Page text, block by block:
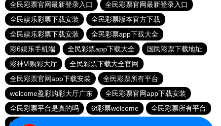
全民彩票官网最新登录入口
全民彩票官网最新登录入口
全民娱乐彩票下载安装
全民彩票版本官方下载
全民娱乐彩票下载安装
全民彩票app下载大全
彩6娱乐手机端
全民彩票app下载大全
国民彩票下载地址
彩神Vl购彩大厅
全民彩票下载大全官网
全民彩票官网app下载安装
全民彩票所有平台
welcome盈彩购彩大厅广东
全民彩票官网app下载安装
全民彩票平台是真的吗
6f彩票welcome
全民彩票所有平台
welcome大发购彩